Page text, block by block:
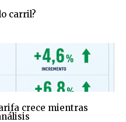
carril?
crece mientras